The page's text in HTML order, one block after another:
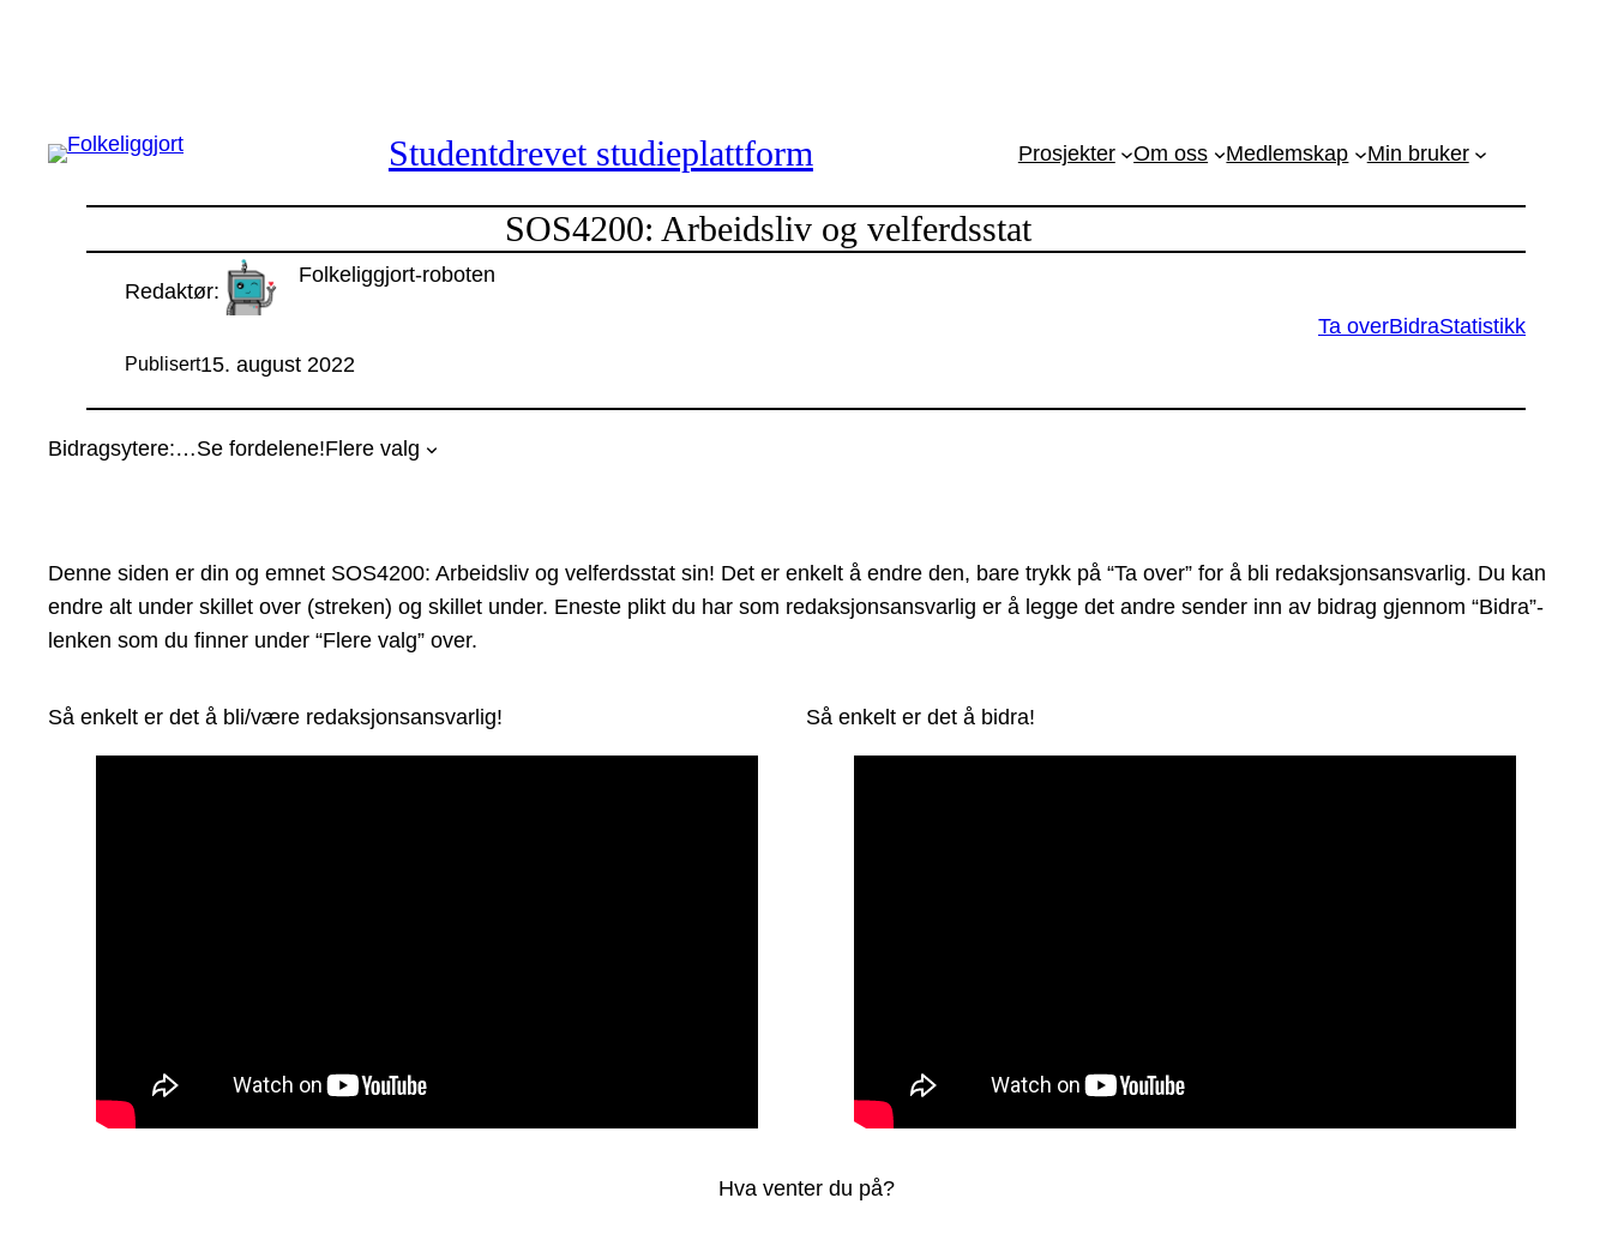
Studentdrevet studieplattform Prosjekter Om oss Medlemskap Min bruker
SOS4200: Arbeidsliv og velferdsstat
Redaktør:
Folkeliggjort-roboten
Publisert15. august 2022
Ta overBidraStatistikk
Bidragsytere:…Se fordelene!Flere valg
Denne siden er din og emnet SOS4200: Arbeidsliv og velferdsstat sin! Det er enkelt å endre den, bare trykk på “Ta over” for å bli redaksjonsansvarlig. Du kan
endre alt under skillet over (streken) og skillet under. Eneste plikt du har som redaksjonsansvarlig er å legge det andre sender inn av bidrag gjennom “Bidra”-
lenken som du finner under “Flere valg” over.
Så enkelt er det å bli/være redaksjonsansvarlig! Så enkelt er det å bidra!
Hva venter du på?